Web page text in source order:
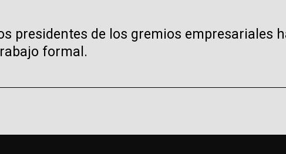
presidentes de los gremios empresariales
formal.